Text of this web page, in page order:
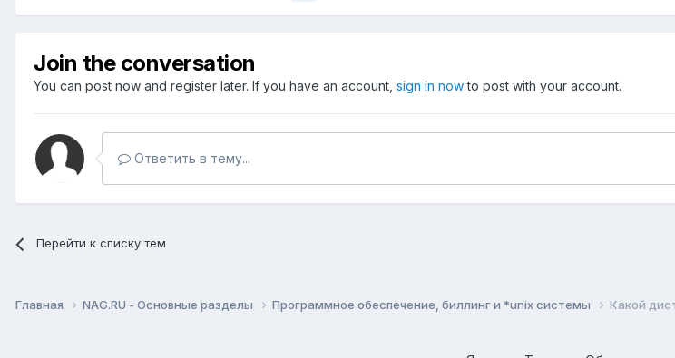
Join the conversation
You can post now and register later. If you have an account, sign in nowto post with your account.
Ответить в тему...
Перейти к списку тем
Главная NAG.RU - Основные разделы Программное обеспечение, биллинг и *unix системы Какой